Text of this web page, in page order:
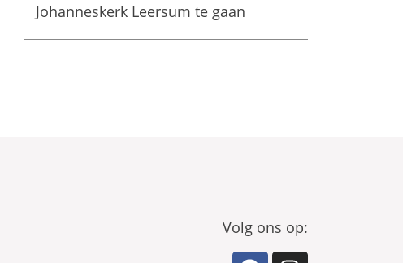
Johanneskerk Leersum te gaan
Volg ons op: